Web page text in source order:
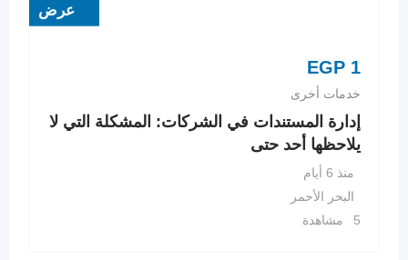
عرض
EGP 1
خدمات أخرى
إدارة المستندات في الشركات: المشكلة التي لا
يلاحظها أحد حتى
منذ 6 أيام
البحر الأحمر
5 مشاهدة